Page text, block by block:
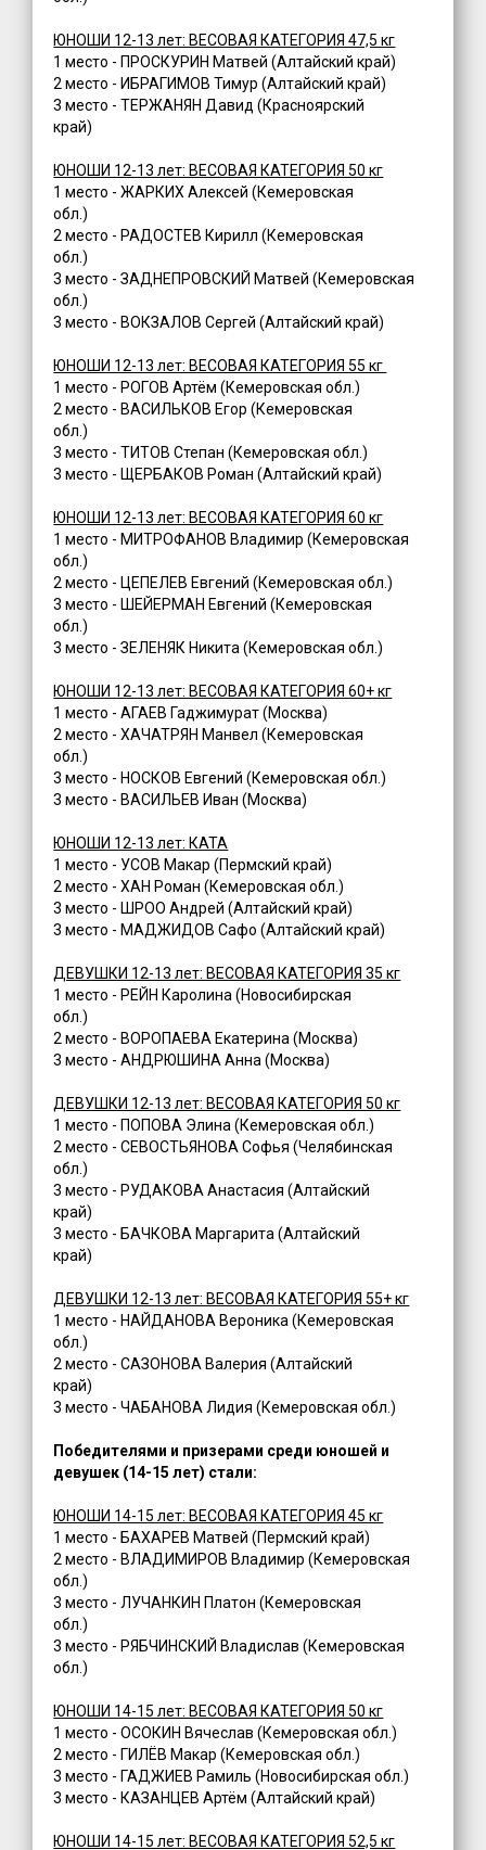
ЮНОШИ 12-13 лет: ВЕСОВАЯ КАТЕГОРИЯ 47,5 кг
1 место - ПРОСКУРИН Матвей (Алтайский край)
2 место - ИБРАГИМОВ Тимур (Алтайский край)
3 место - ТЕРЖАНЯН Давид (Красноярский
край)
ЮНОШИ 12-13 лет: ВЕСОВАЯ КАТЕГОРИЯ 50 кг
1 место - ЖАРКИХ Алексей (Кемеровская
обл.)
2 место - РАДОСТЕВ Кирилл (Кемеровская
обл.)
3 место - ЗАДНЕПРОВСКИЙ Матвей (Кемеровская
обл.)
3 место - ВОКЗАЛОВ Сергей (Алтайский край)
ЮНОШИ 12-13 лет: ВЕСОВАЯ КАТЕГОРИЯ 55 кг
1 место - РОГОВ Артём (Кемеровская обл.)
2 место - ВАСИЛЬКОВ Егор (Кемеровская
обл.)
3 место - ТИТОВ Степан (Кемеровская обл.)
3 место - ЩЕРБАКОВ Роман (Алтайский край)
ЮНОШИ 12-13 лет: ВЕСОВАЯ КАТЕГОРИЯ 60 кг
1 место - МИТРОФАНОВ Владимир (Кемеровская
обл.)
2 место - ЦЕПЕЛЕВ Евгений (Кемеровская обл.)
3 место - ШЕЙЕРМАН Евгений (Кемеровская
обл.)
3 место - ЗЕЛЕНЯК Никита (Кемеровская обл.)
ЮНОШИ 12-13 лет: ВЕСОВАЯ КАТЕГОРИЯ 60+ кг
1 место - АГАЕВ Гаджимурат (Москва)
2 место - ХАЧАТРЯН Манвел (Кемеровская
обл.)
3 место - НОСКОВ Евгений (Кемеровская обл.)
3 место - ВАСИЛЬЕВ Иван (Москва)
ЮНОШИ 12-13 лет: КАТА
1 место - УСОВ Макар (Пермский край)
2 место - ХАН Роман (Кемеровская обл.)
3 место - ШРОО Андрей (Алтайский край)
3 место - МАДЖИДОВ Сафо (Алтайский край)
ДЕВУШКИ 12-13 лет: ВЕСОВАЯ КАТЕГОРИЯ 35 кг
1 место - РЕЙН Каролина (Новосибирская
обл.)
2 место - ВОРОПАЕВА Екатерина (Москва)
3 место - АНДРЮШИНА Анна (Москва)
ДЕВУШКИ 12-13 лет: ВЕСОВАЯ КАТЕГОРИЯ 50 кг
1 место - ПОПОВА Элина (Кемеровская обл.)
2 место - СЕВОСТЬЯНОВА Софья (Челябинская
обл.)
3 место - РУДАКОВА Анастасия (Алтайский
край)
3 место - БАЧКОВА Маргарита (Алтайский
край)
ДЕВУШКИ 12-13 лет: ВЕСОВАЯ КАТЕГОРИЯ 55+ кг
1 место - НАЙДАНОВА Вероника (Кемеровская
обл.)
2 место - САЗОНОВА Валерия (Алтайский
край)
3 место - ЧАБАНОВА Лидия (Кемеровская обл.)
Победителями и призерами среди юношей и
девушек (14-15 лет) стали:
ЮНОШИ 14-15 лет: ВЕСОВАЯ КАТЕГОРИЯ 45 кг
1 место - БАХАРЕВ Матвей (Пермский край)
2 место - ВЛАДИМИРОВ Владимир (Кемеровская
обл.)
3 место - ЛУЧАНКИН Платон (Кемеровская
обл.)
3 место - РЯБЧИНСКИЙ Владислав (Кемеровская
обл.)
ЮНОШИ 14-15 лет: ВЕСОВАЯ КАТЕГОРИЯ 50 кг
1 место - ОСОКИН Вячеслав (Кемеровская обл.)
2 место - ГИЛЁВ Макар (Кемеровская обл.)
3 место - ГАДЖИЕВ Рамиль (Новосибирская обл.)
3 место - КАЗАНЦЕВ Артём (Алтайский край)
ЮНОШИ 14-15 лет: ВЕСОВАЯ КАТЕГОРИЯ 52,5 кг